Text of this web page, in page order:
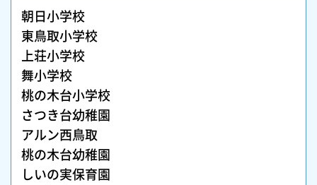
朝日小学校
東鳥取小学校
上荘小学校
舞小学校
桃の木台小学校
さつき台幼稚園
アルン西鳥取
桃の木台幼稚園
しいの実保育園